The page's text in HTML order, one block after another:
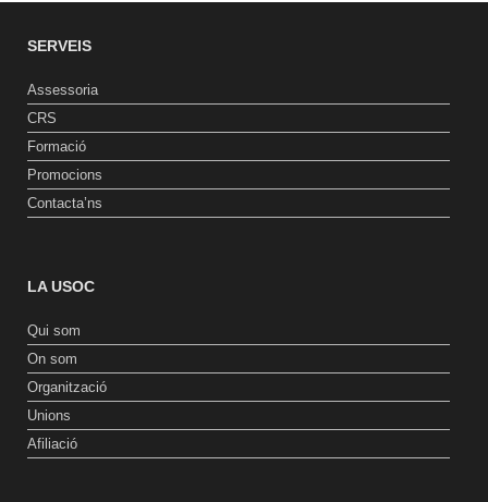
SERVEIS
Assessoria
CRS
Formació
Promocions
Contacta’ns
LA USOC
Qui som
On som
Organització
Unions
Afiliació